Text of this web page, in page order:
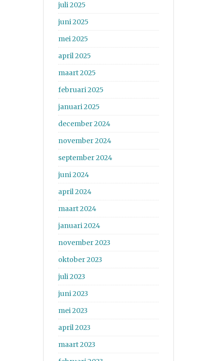
juli 2025
juni 2025
mei 2025
april 2025
maart 2025
februari 2025
januari 2025
december 2024
november 2024
september 2024
juni 2024
april 2024
maart 2024
januari 2024
november 2023
oktober 2023
juli 2023
juni 2023
mei 2023
april 2023
maart 2023